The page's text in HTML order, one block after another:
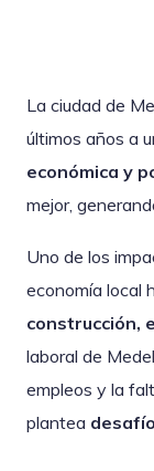
La ciudad de
últimos años a
económica y
mejor,
Uno de los
economía local
construcción,
laboral de
empleos y la
plantea